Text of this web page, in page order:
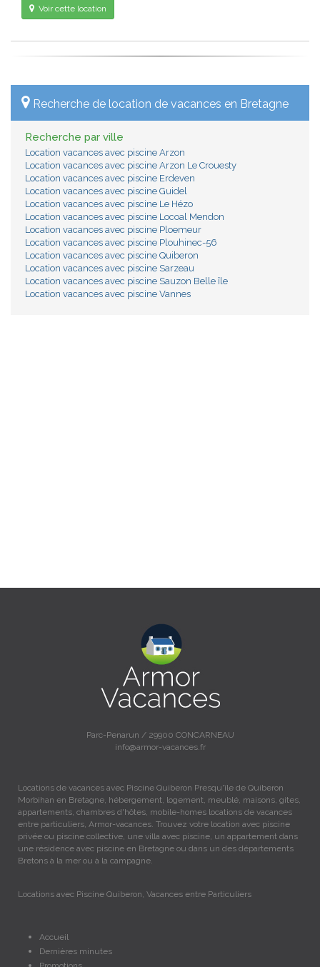
Voir cette location
Recherche de location de vacances en Bretagne
Recherche par ville
Location vacances avec piscine Arzon
Location vacances avec piscine Arzon Le Crouesty
Location vacances avec piscine Erdeven
Location vacances avec piscine Guidel
Location vacances avec piscine Le Hézo
Location vacances avec piscine Locoal Mendon
Location vacances avec piscine Ploemeur
Location vacances avec piscine Plouhinec-56
Location vacances avec piscine Quiberon
Location vacances avec piscine Sarzeau
Location vacances avec piscine Sauzon Belle île
Location vacances avec piscine Vannes
Parc-Penarun / 29900 CONCARNEAU
info@armor-vacances.fr
Locations de vacances avec Piscine Quiberon Presqu'île de Quiberon
Morbihan en Bretagne, hébergement, logement, meublé, maisons, gites,
appartements, chambres d'hôtes, mobile-homes locations de vacances
entre particuliers, Armor-vacances. Trouvez votre location avec piscine
privée ou piscine collective, une villa avec piscine, un appartement dans
une résidence avec piscine en Bretagne ou dans un des départements
Bretons à la mer ou à la campagne.
Locations avec Piscine Quiberon, Vacances entre Particuliers
Accueil
Dernières minutes